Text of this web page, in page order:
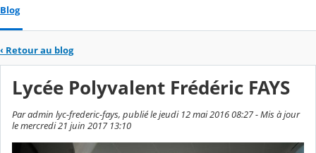
Blog
‹ Retour au blog
Lycée Polyvalent Frédéric FAYS
Par admin lyc-frederic-fays, publié le jeudi 12 mai 2016 08:27 - Mis à jour
le mercredi 21 juin 2017 13:10